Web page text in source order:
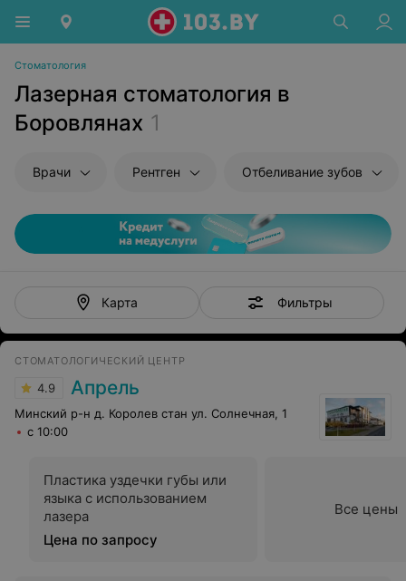
Стоматология
Лазерная стоматология в
Боровлянах 1
Врачи Рентген Отбеливание зубов
Карта Фильтры
СТОМАТОЛОГИЧЕСКИЙ ЦЕНТР
4.9 Апрель
Минский р-н д. Королев стан ул. Солнечная, 1
с 10:00
Пластика уздечки губы или
языка с использованием
лазера
Цена по запросу
Все цены